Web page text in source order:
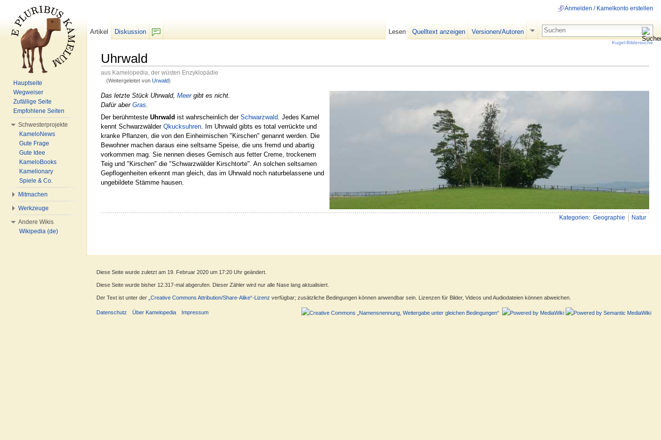
Uhrwald
aus Kamelopedia, der wüsten Enzyklopädie
(Weitergeleitet von Urwald)
Das letzte Stück Uhrwald, Meergibt es nicht.
Dafür aber Gras
Der berühmteste Uhrwald ist wahrscheinlich der Schwarzwald . Jedes Kamel
kennt Schwarzwälder Qkucksuhren . Im Uhrwald gibts es total verrückte und
kranke Pflanzen, die von den Einheimischen "Kirschen" genannt werden. Die
Bewohner machen daraus eine seltsame Speise, die uns fremd und abartig
vorkommen mag. Sie nennen dieses Gemisch aus fetter Creme, trockenem
Teig und "Kirschen" die "Schwarzwälder Kirschtorte". An solchen seltsamen
Gepflogenheiten erkennt man gleich, das im Uhrwald noch naturbelassene und
ungebildete Stämme hausen.
Kategorien: Geographie Natur
Anmelden / Kamelkonto erstellen
Artikel
Diskussion
Lesen Quelltext anzeigen Versionen/Autoren
Kugel-Bildersuche
Hauptseite
Wegweiser
Zufällige Seite
Empfohlene Seiten
Schwesterprojekte
KameloNews
Gute Frage
Gute Idee
KameloBooks
Kamelionary
Spiele & Co.
Mitmachen
Werkzeuge
Andere Wikis
Wikipedia (de)
Diese Seite wurde zuletzt am 19. Februar 2020 um 17:20 Uhr geändert.
Diese Seite wurde bisher 12.317-mal abgerufen. Dieser Zähler wird nur alle Nase lang aktualisiert.
Der Text ist unter der „Creative Commons Attribution/Share-Alike“-Lizenz verfügbar; zusätzliche Bedingungen können anwendbar sein. Lizenzen für Bilder, Videos und Audiodateien können abweichen.
Datenschutz Über Kamelopedia Impressum